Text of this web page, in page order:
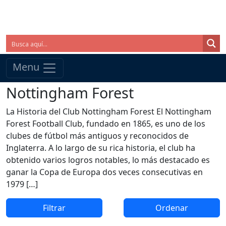
Menu
Nottingham Forest
La Historia del Club Nottingham Forest El Nottingham
Forest Football Club, fundado en 1865, es uno de los
clubes de fútbol más antiguos y reconocidos de
Inglaterra. A lo largo de su rica historia, el club ha
obtenido varios logros notables, lo más destacado es
ganar la Copa de Europa dos veces consecutivas en
1979 […]
Filtrar Ordenar